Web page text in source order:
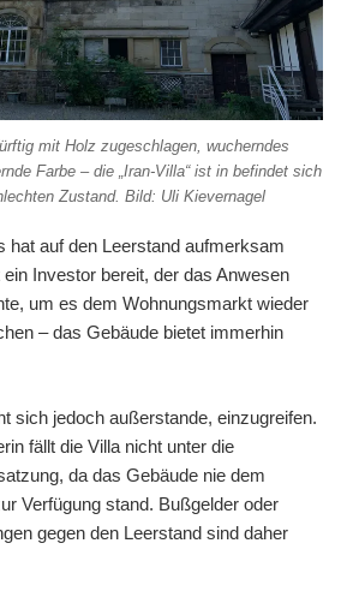
mit Holz zugeschlagen, wucherndes
Farbe – die „Iran-Villa“ ist in befindet sich
Zustand. Bild: Uli Kievernagel
hat auf den Leerstand aufmerksam
Investor bereit, der das Anwesen
um es dem Wohnungsmarkt wieder
– das Gebäude bietet immerhin
sich jedoch außerstande, einzugreifen.
fällt die Villa nicht unter die
da das Gebäude nie dem
Verfügung stand. Bußgelder oder
gegen den Leerstand sind daher